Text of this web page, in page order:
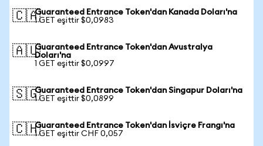
🇨🇦Guaranteed Entrance Token'dan Kanada Doları'na
1 GET eşittir $0,0983
🇦🇺Guaranteed Entrance Token'dan Avustralya
Doları'na
1 GET eşittir $0,0997
🇸🇬Guaranteed Entrance Token'dan Singapur Doları'na
1 GET eşittir $0,0899
🇨🇭Guaranteed Entrance Token'dan İsviçre Frangı'na
1 GET eşittir CHF 0,057